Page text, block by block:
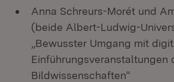
Anna Schreurs-Morét und
(beide Albert-Ludwig-
„Bewusster Umgang mit
Einführungsveranstaltungen
Bildwissenschaften“